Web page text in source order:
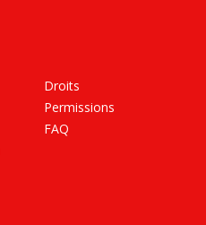
Droits
Permissions
FAQ